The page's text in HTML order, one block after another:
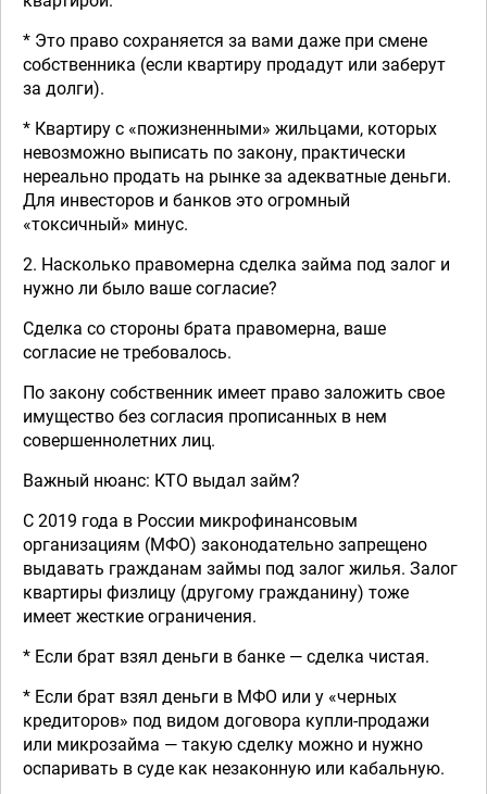
* Это право сохраняется за вами даже при смене
собственника (если квартиру продадут или заберут
за долги).
* Квартиру с «пожизненными» жильцами, которых
невозможно выписать по закону, практически
нереально продать на рынке за адекватные деньги.
Для инвесторов и банков это огромный
«токсичный» минус.
2. Насколько правомерна сделка займа под залог и
нужно ли было ваше согласие?
Сделка со стороны брата правомерна, ваше
согласие не требовалось.
По закону собственник имеет право заложить свое
имущество без согласия прописанных в нем
совершеннолетних лиц.
Важный нюанс: КТО выдал займ?
С 2019 года в России микрофинансовым
организациям (МФО) законодательно запрещено
выдавать гражданам займы под залог жилья. Залог
квартиры физлицу (другому гражданину) тоже
имеет жесткие ограничения.
* Если брат взял деньги в банке — сделка чистая.
* Если брат взял деньги в МФО или у «черных
кредиторов» под видом договора купли-продажи
или микрозайма — такую сделку можно и нужно
оспаривать в суде как незаконную или кабальную.